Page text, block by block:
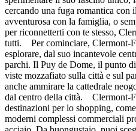
cercando una fuga romantica con
avventurosa con la famiglia, o
per riconnetterti con te stesso,
tutti. Per cominciare, Clermont-
esplorare, dal suo incantevole
parchi. Il Puy de Dome, il punto
viste mozzafiato sulla città e sul
anche ammirare la cattedrale
dal centro della città. Clermont-
destinazioni per lo shopping,
moderni complessi commerciali